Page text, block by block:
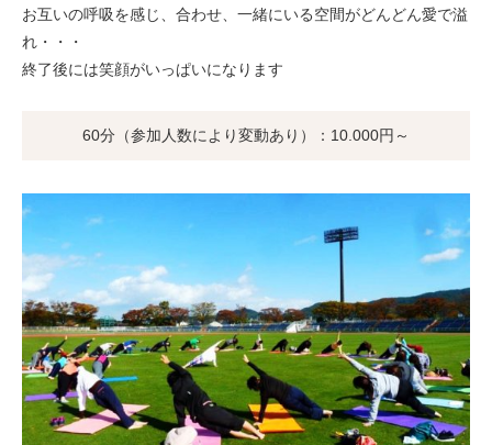
お互いの呼吸を感じ、合わせ、一緒にいる空間がどんどん愛で溢
れ・・・
終了後には笑顔がいっぱいになります
60分（参加人数により変動あり）：10.000円～